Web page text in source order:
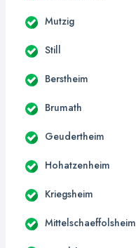
Mutzig
Still
Berstheim
Brumath
Geudertheim
Hohatzenheim
Kriegsheim
Mittelschaeffolsheim